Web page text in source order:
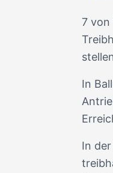
7 von
In
In